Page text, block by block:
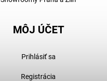
MÔJ ÚČET
Prihlásiť sa
Registrácia